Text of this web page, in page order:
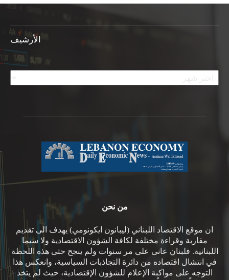
الأرشيف
الأرشيف
من نحن
ان موقع الاقتصاد اللبناني (ليبانون ايكونومي) يهدف الى تقديم
مقاربة وقراءة مختلفة لكافة الشؤون الاقتصادية ولا سيما
اللبنانية. فلبنان عانى على مر سنوات ولم ينجح حتى هذه اللحظة
في انتشال اقتصاده من دائرة التجاذبات السياسية، وانعكس هذا
التوجه على مواكبة الإعلام للشؤون الإقتصادية، حيث لم يتخذ